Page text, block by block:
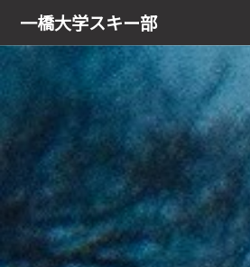
一橋大学スキー部
会員ログイン